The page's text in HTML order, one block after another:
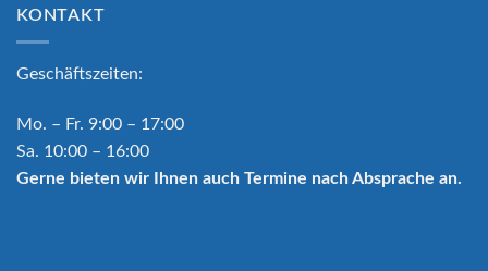
KONTAKT
Geschäftszeiten:
Mo. – Fr. 9:00 – 17:00
Sa. 10:00 – 16:00
Gerne bieten wir Ihnen auch Termine nach Absprache an.